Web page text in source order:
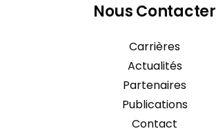
Nous Contacter
Carrières
Actualités
Partenaires
Publications
Contact